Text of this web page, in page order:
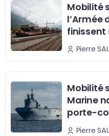
Mobilité
l’Armée
finissent
Pierre
Mobilité
Marine
porte-
Pierre